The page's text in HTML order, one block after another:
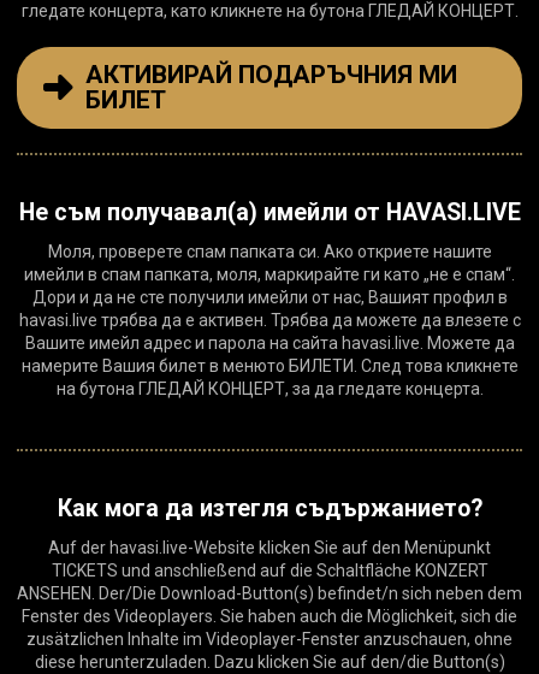
гледате концерта, като кликнете на бутона ГЛЕДАЙ КОНЦЕРТ.
АКТИВИРАЙ ПОДАРЪЧНИЯ МИ
БИЛЕТ
Не съм получавал(а) имейли от HAVASI.LIVE
Моля, проверете спам папката си. Ако откриете нашите
имейли в спам папката, моля, маркирайте ги като „не е спам“.
Дори и да не сте получили имейли от нас, Вашият профил в
havasi.live трябва да е активен. Трябва да можете да влезете с
Вашите имейл адрес и парола на сайта havasi.live. Можете да
намерите Вашия билет в менюто БИЛЕТИ. След това кликнете
на бутона ГЛЕДАЙ КОНЦЕРТ, за да гледате концерта.
Как мога да изтегля съдържанието?
Auf der havasi.live-Website klicken Sie auf den Menüpunkt
TICKETS und anschließend auf die Schaltfläche KONZERT
ANSEHEN. Der/Die Download-Button(s) befindet/n sich neben dem
Fenster des Videoplayers. Sie haben auch die Möglichkeit, sich die
zusätzlichen Inhalte im Videoplayer-Fenster anzuschauen, ohne
diese herunterzuladen. Dazu klicken Sie auf den/die Button(s)